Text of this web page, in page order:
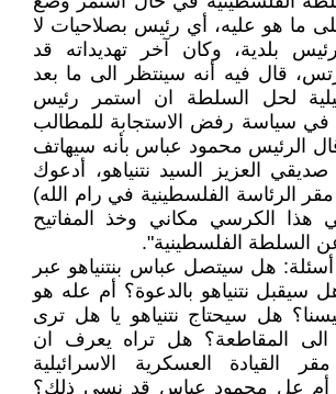
ما هو عليه، أي رئيس بصلاحيات لا
بلدية، وكان آخر تهديداته قد
قال فيه أنه سينتظر الى ما بعد
لحل السلطة ان استمر رئيس
في سياسة رفض الاستجابة للمطالب
الرئيس محمود عباس بأنه سيهاتف
صديقي العزيز السيد نتنياهو، أدعوك
الرئاسة الفلسطينية في رام الله)
الكرسي مكاني وخذ المفاتيح
السلطة الفلسطينية".
هل سيتصل عباس بنتنياهو عبر
سيقبل نتنياهو بالدعوة؟ أم عله هو
هل سيحتاج نتنياهو يا هل ترى
الى المقاطعة؟ هل تراه يعرف ان
القيادة العسكرية الاسرائيلية
أم عل محمود عباس قد نسي ذلك؟